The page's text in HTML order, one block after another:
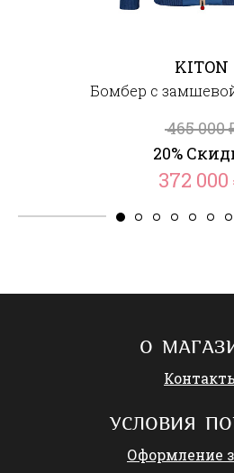
KITON
Бомбер с
465 000
20%
372 000
О
УСЛОВИЯ
Оформление